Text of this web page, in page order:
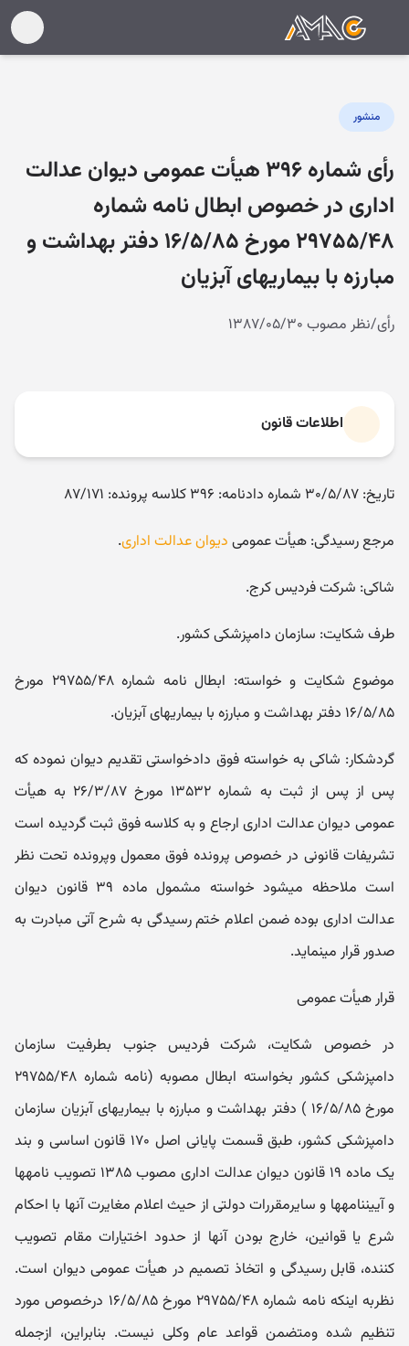
منشور
رأی شماره ۳۹۶ هیأت عمومی دیوان عدالت
اداری در خصوص ابطال نامه شماره
۲۹۷۵۵/۴۸ مورخ ۱۶/۵/۸۵ دفتر بهداشت و
مبارزه با بیماریهای آبزیان
رأی/نظر مصوب ۱۳۸۷/۰۵/۳۰
اطلاعات قانون
تاریخ: ۳۰/۵/۸۷ شماره دادنامه: ۳۹۶ کلاسه پرونده: ۸۷/۱۷۱
مرجع رسیدگی: هیأت عمومی دیوان عدالت اداری.
شاکی: شرکت فردیس کرج.
طرف شکایت: سازمان دامپزشکی کشور.
موضوع شکایت و خواسته: ابطال نامه شماره ۲۹۷۵۵/۴۸ مورخ
۱۶/۵/۸۵ دفتر بهداشت و مبارزه با بیماریهای آبزیان.
گردشکار: شاکی به خواسته فوق دادخواستی تقدیم دیوان نموده که
پس از پس از ثبت به شماره ۱۳۵۳۲ مورخ ۲۶/۳/۸۷ به هیأت
عمومی دیوان عدالت اداری ارجاع و به کلاسه فوق ثبت گردیده است
تشریفات قانونی در خصوص پرونده فوق معمول وپرونده تحت نظر
است ملاحظه می‎شود خواسته مشمول ماده ۳۹ قانون دیوان
عدالت اداری بوده ضمن اعلام ختم رسیدگی به شرح آتی مبادرت به
صدور قرار می‎نماید.
قرار هیأت عمومی
در خصوص شکایت، شرکت فردیس جنوب بطرفیت سازمان
دامپزشکی کشور بخواسته ابطال مصوبه (نامه شماره ۲۹۷۵۵/۴۸
مورخ ۱۶/۵/۸۵ ) دفتر بهداشت و مبارزه با بیماریهای آبزیان سازمان
دامپزشکی کشور، طبق قسمت پایانی اصل ۱۷۰ قانون اساسی و بند
یک ماده ۱۹ قانون دیوان عدالت اداری مصوب ۱۳۸۵ تصویب نامه‎ها
و آیین‎نامه‎ها و سایرمقررات دولتی از حیث اعلام مغایرت آنها با احکام
شرع یا قوانین، خارج بودن آنها از حدود اختیارات مقام تصویب
کننده، قابل رسیدگی و اتخاذ تصمیم در هیأت عمومی دیوان است.
نظربه اینکه نامه شماره ۲۹۷۵۵/۴۸ مورخ ۱۶/۵/۸۵ درخصوص مورد
تنظیم شده ومتضمن قواعد عام وکلی نیست. بنابراین، ازجمله